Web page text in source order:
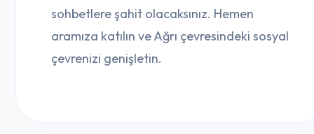
sohbetlere şahit olacaksınız. Hemen
aramıza katılın ve Ağrı çevresindeki sosyal
çevrenizi genişletin.